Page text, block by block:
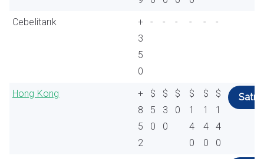
Cebelitarık
+
3
5
0
- - - - - -
Hong Kong
+
8
5
2
$
5
0
$
3
0
$
0
$
1
4
0
$
1
4
0
$
1
4
0
Satın